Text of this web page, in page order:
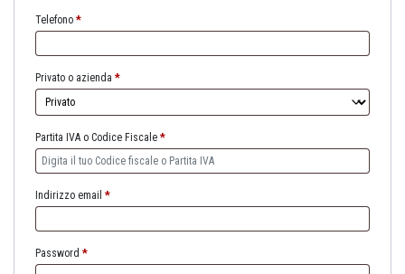
Telefono *
Privato o azienda *
Partita IVA o Codice Fiscale *
Indirizzo email *
Password *